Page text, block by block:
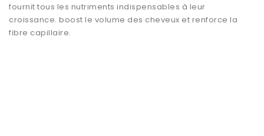
fournit tous les nutriments indispensables à leur
croissance. boost le volume des cheveux et renforce la
fibre capillaire.